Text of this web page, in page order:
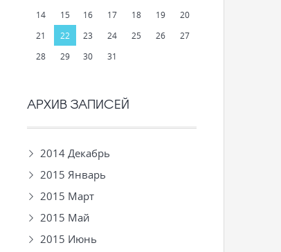
14
15 16 17 18 19
20
21
22 23 24 25 26
27
28
29 30 31
АРХИВ ЗАПИСЕЙ
2014 Декабрь
2015 Январь
2015 Март
2015 Май
2015 Июнь